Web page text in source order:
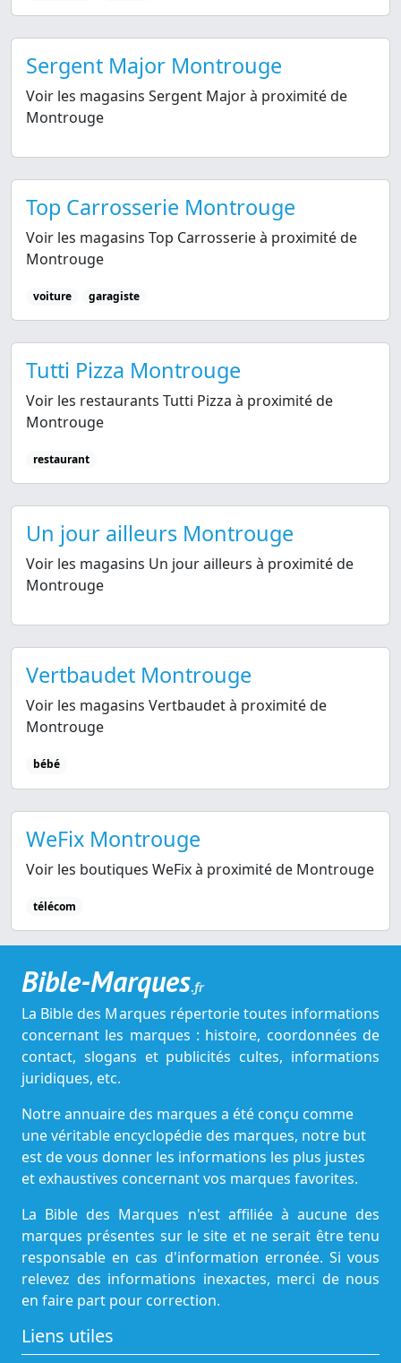
Sergent Major Montrouge
Voir les magasins Sergent Major à proximité de
Montrouge
Top Carrosserie Montrouge
Voir les magasins Top Carrosserie à proximité de
Montrouge
voiture garagiste
Tutti Pizza Montrouge
Voir les restaurants Tutti Pizza à proximité de
Montrouge
restaurant
Un jour ailleurs Montrouge
Voir les magasins Un jour ailleurs à proximité de
Montrouge
Vertbaudet Montrouge
Voir les magasins Vertbaudet à proximité de
Montrouge
bébé
WeFix Montrouge
Voir les boutiques WeFix à proximité de Montrouge
télécom
Bible-Marques.fr
La Bible des Marques répertorie toutes informations
concernant les marques : histoire, coordonnées de
contact, slogans et publicités cultes, informations
juridiques, etc.
Notre annuaire des marques a été conçu comme
une véritable encyclopédie des marques, notre but
est de vous donner les informations les plus justes
et exhaustives concernant vos marques favorites.
La Bible des Marques n'est affiliée à aucune des
marques présentes sur le site et ne serait être tenu
responsable en cas d'information erronée. Si vous
relevez des informations inexactes, merci de nous
en faire part pour correction.
Liens utiles